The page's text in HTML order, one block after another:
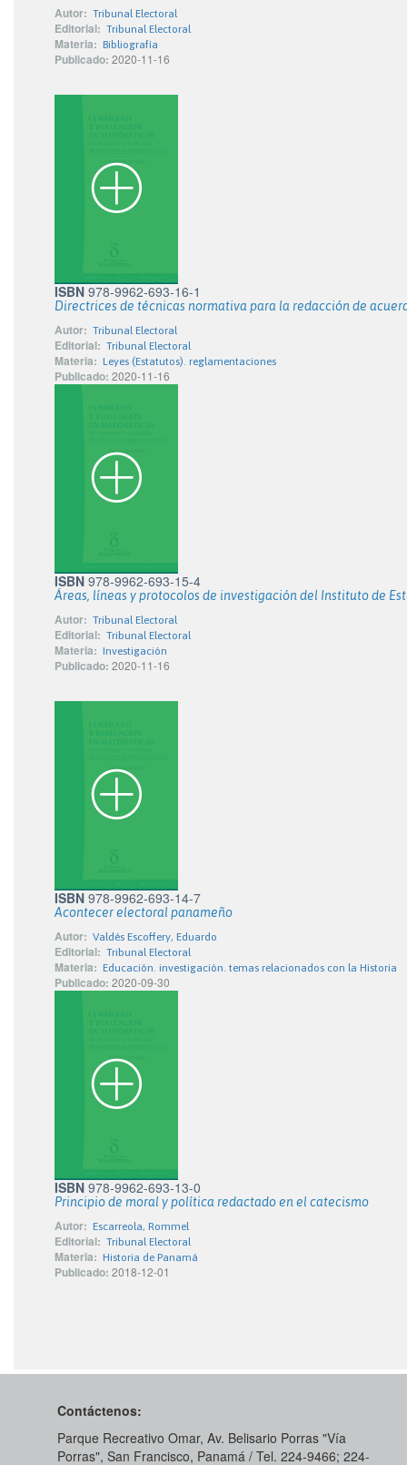
Autor: Tribunal Electoral
Editorial: Tribunal Electoral
Materia: Bibliografía
Publicado: 2020-11-16
ISBN 978-9962-693-16-1
Directrices de técnicas normativa para la redacción de
Autor: Tribunal Electoral
Editorial: Tribunal Electoral
Materia: Leyes (Estatutos). reglamentaciones
Publicado: 2020-11-16
ISBN 978-9962-693-15-4
Áreas, líneas y protocolos de investigación del Instituto de
Autor: Tribunal Electoral
Editorial: Tribunal Electoral
Materia: Investigación
Publicado: 2020-11-16
ISBN 978-9962-693-14-7
Acontecer electoral panameño
Autor: Valdés Escoffery, Eduardo
Editorial: Tribunal Electoral
Materia: Educación. investigación. temas relacionados con la Historia
Publicado: 2020-09-30
ISBN 978-9962-693-13-0
Principio de moral y política redactado en el catecismo
Autor: Escarreola, Rommel
Editorial: Tribunal Electoral
Materia: Historia de Panamá
Publicado: 2018-12-01
Contáctenos:
Parque Recreativo Omar, Av. Belisario Porras "Vía
Porras", San Francisco, Panamá / Tel. 224-9466; 224-